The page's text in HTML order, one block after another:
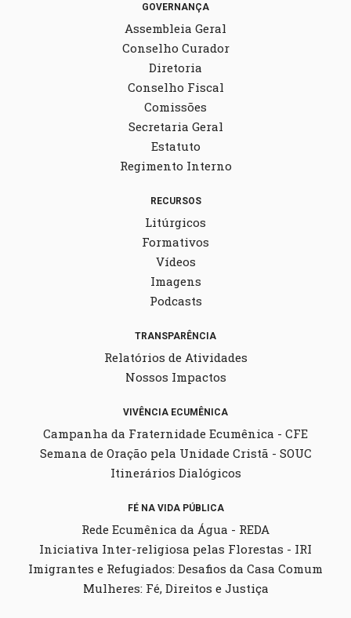
GOVERNANÇA
Assembleia Geral
Conselho Curador
Diretoria
Conselho Fiscal
Comissões
Secretaria Geral
Estatuto
Regimento Interno
RECURSOS
Litúrgicos
Formativos
Vídeos
Imagens
Podcasts
TRANSPARÊNCIA
Relatórios de Atividades
Nossos Impactos
VIVÊNCIA ECUMÊNICA
Campanha da Fraternidade Ecumênica - CFE
Semana de Oração pela Unidade Cristã - SOUC
Itinerários Dialógicos
FÉ NA VIDA PÚBLICA
Rede Ecumênica da Água - REDA
Iniciativa Inter-religiosa pelas Florestas - IRI
Imigrantes e Refugiados: Desafios da Casa Comum
Mulheres: Fé, Direitos e Justiça